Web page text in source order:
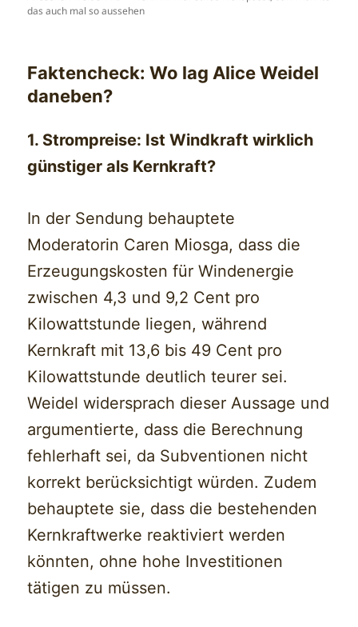
das auch mal so aussehen
Faktencheck: Wo lag Alice Weidel
daneben?
1. Strompreise: Ist Windkraft wirklich
günstiger als Kernkraft?
In der Sendung behauptete
Moderatorin Caren Miosga, dass die
Erzeugungskosten für Windenergie
zwischen 4,3 und 9,2 Cent pro
Kilowattstunde liegen, während
Kernkraft mit 13,6 bis 49 Cent pro
Kilowattstunde deutlich teurer sei.
Weidel widersprach dieser Aussage und
argumentierte, dass die Berechnung
fehlerhaft sei, da Subventionen nicht
korrekt berücksichtigt würden. Zudem
behauptete sie, dass die bestehenden
Kernkraftwerke reaktiviert werden
könnten, ohne hohe Investitionen
tätigen zu müssen.